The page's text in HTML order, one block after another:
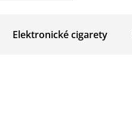
Elektronické cigarety